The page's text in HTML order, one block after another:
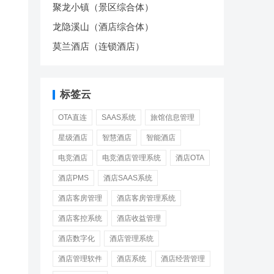
聚龙小镇（景区综合体）
龙隐溪山（酒店综合体）
莫兰酒店（连锁酒店）
标签云
OTA直连 SAAS系统 旅馆信息管理
星级酒店 智慧酒店 智能酒店
电竞酒店 电竞酒店管理系统 酒店OTA
酒店PMS 酒店SAAS系统
酒店客房管理 酒店客房管理系统
酒店客控系统 酒店收益管理
酒店数字化 酒店管理系统
酒店管理软件 酒店系统 酒店经营管理